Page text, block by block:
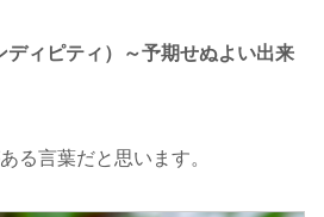
ィピティ）～予期せぬよい出来
る言葉だと思います。